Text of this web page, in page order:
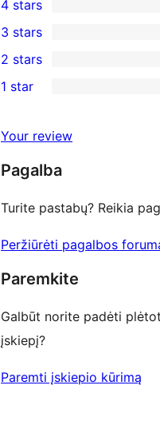
5-
star
reviews
4-
star
reviews
4 stars
1
3-
star
3 stars
2-
reviews
2 stars
star
reviews
1 star
Your review
Pagalba
Turite pastabų? Reikia
Peržiūrėti pagalbos
Paremkite
Galbūt norite padėti
įskiepį?
Paremti įskiepio kūrimą